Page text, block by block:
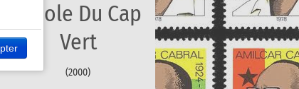
Créole Du Cap
Vert
(2000)